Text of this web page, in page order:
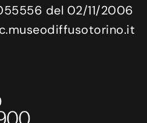
del 02/11/2006